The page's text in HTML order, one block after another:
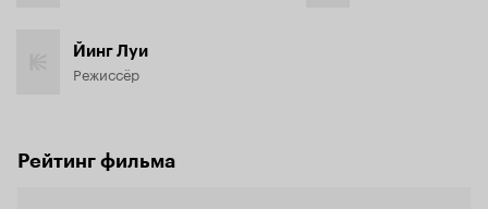
Йинг Луи
Режиссёр
Рейтинг фильма